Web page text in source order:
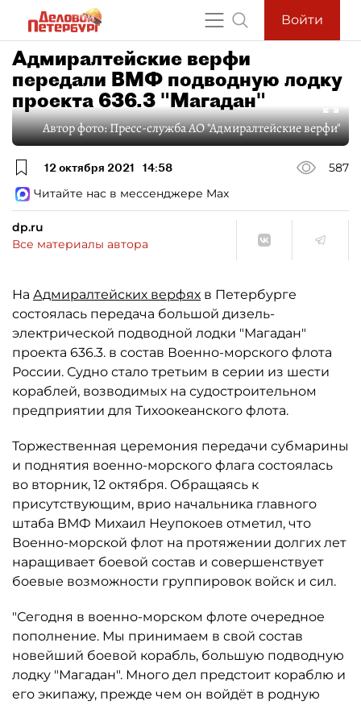
Войти
Адмиралтейские верфи
передали ВМФ подводную лодку
проекта 636.3 "Магадан"
Автор фото:Пресс-служба АО "Адмиралтейские верфи"
12 октября 2021 14:58
587
Читайте нас в мессенджере Max
dp.ru
Все материалы автора
На Адмиралтейских верфях в Петербурге
состоялась передача большой дизель-
электрической подводной лодки "Магадан"
проекта 636.3. в состав Военно-морского флота
России. Судно стало третьим в серии из шести
кораблей, возводимых на судостроительном
предприятии для Тихоокеанского флота.
Торжественная церемония передачи субмарины
и поднятия военно-морского флага состоялась
во вторник, 12 октября. Обращаясь к
присутствующим, врио начальника главного
штаба ВМФ Михаил Неупокоев отметил, что
Военно-морской флот на протяжении долгих лет
наращивает боевой состав и совершенствует
боевые возможности группировок войск и сил.
"Сегодня в военно-морском флоте очередное
пополнение. Мы принимаем в свой состав
новейший боевой корабль, большую подводную
лодку "Магадан". Много дел предстоит кораблю и
его экипажу, прежде чем он войдёт в родную